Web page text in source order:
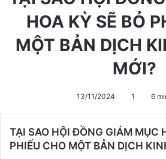
HOA KỲ SẼ BỎ
MỘT BẢN DỊCH
MỚI?
13/11/2024 1 6
TẠI SAO HỘI ĐỒNG GIÁM MỤC
PHIẾU CHO MỘT BẢN DỊCH